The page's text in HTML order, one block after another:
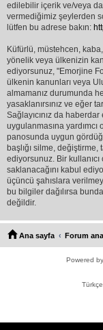
edilebilir içerik ve/veya
vermediğimiz şeylerden
lütfen bu adrese bakın:
Küfürlü, müstehcen,
yönelik veya ülkenizin
ediyorsunuz, "Emorjine
ülkenin kanunları veya
almamanız durumunda
yasaklanırsınız ve eğer
Sağlayıcınız da
uygulanmasına
panosunda uygun
başlığı silme, değiştirme,
ediyorsunuz. Bir
saklanacağını kabul
üçüncü şahıslara
bu bilgiler dağılırsa
değildir.
Ana sayfa Forum
Powered by